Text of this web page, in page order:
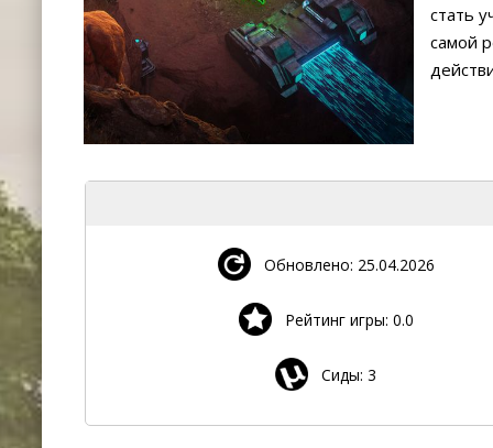
стать
самой
Обновлено: 25.04.2026
Рейтинг игры: 0.0
Сиды: 3